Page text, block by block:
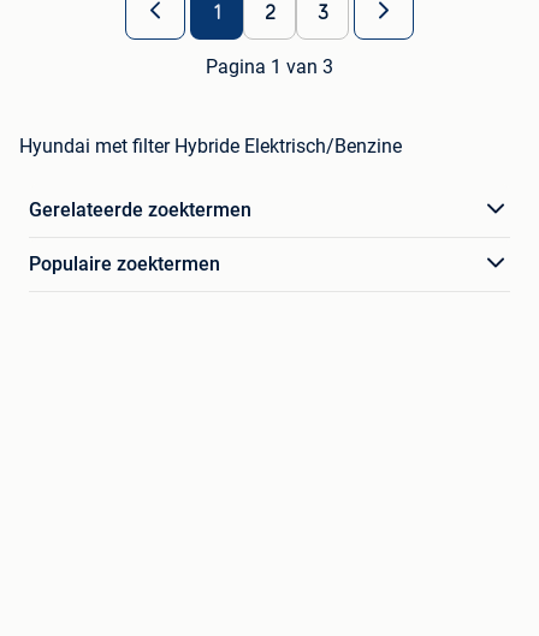
1 2 3
Pagina 1 van 3
Hyundai met filter Hybride Elektrisch/Benzine
Gerelateerde zoektermen
Populaire zoektermen